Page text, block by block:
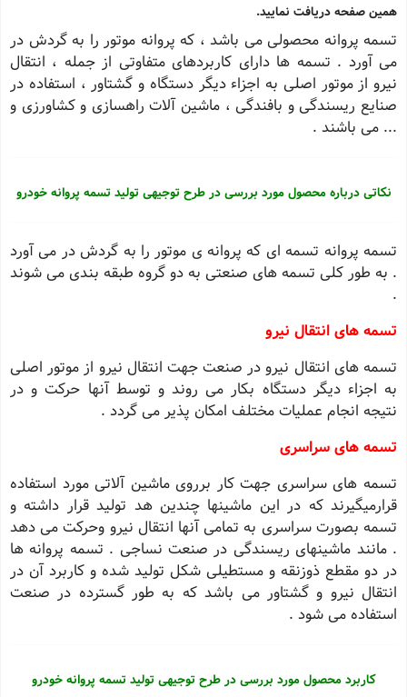
همین صفحه دریافت نمایید.
تسمه پروانه محصولی می باشد ، که پروانه موتور را به گردش در
می آورد . تسمه ها دارای کاربردهای متفاوتی از جمله ، انتقال
نیرو از موتور اصلی به اجزاء دیگر دستگاه و گشتاور ، استفاده در
صنایع ریسندگی و بافندگی ، ماشین آلات راهسازی و کشاورزی و
... می باشند .
نکاتی درباره محصول مورد بررسی در طرح توجیهی تولید تسمه پروانه خودرو
تسمه پروانه تسمه ای که پروانه ی موتور را به گردش در می آورد
. به طور کلی تسمه های صنعتی به دو گروه طبقه بندی می شوند
.
تسمه های انتقال نیرو
تسمه های انتقال نیرو در صنعت جهت انتقال نیرو از موتور اصلی
به اجزاء دیگر دستگاه بکار می روند و توسط آنها حرکت و در
نتیجه انجام عملیات مختلف امکان پذیر می گردد .
تسمه های سراسری
تسمه های سراسری جهت کار برروی ماشین آلاتی مورد استفاده
قرارمیگیرند که در این ماشینها چندین هد تولید قرار داشته و
تسمه بصورت سراسری به تمامی آنها انتقال نیرو وحرکت می دهد
. مانند ماشینهای ریسندگی در صنعت نساجی . تسمه پروانه ها
در دو مقطع ذوزنقه و مستطیلی شکل تولید شده و کاربرد آن در
انتقال نیرو و گشتاور می باشد که به طور گسترده در صنعت
استفاده می شود .
کاربرد محصول مورد بررسی در طرح توجیهی تولید تسمه پروانه خودرو